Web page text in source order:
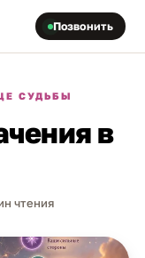
Позвонить
СУДЬБЫ
в
чтения